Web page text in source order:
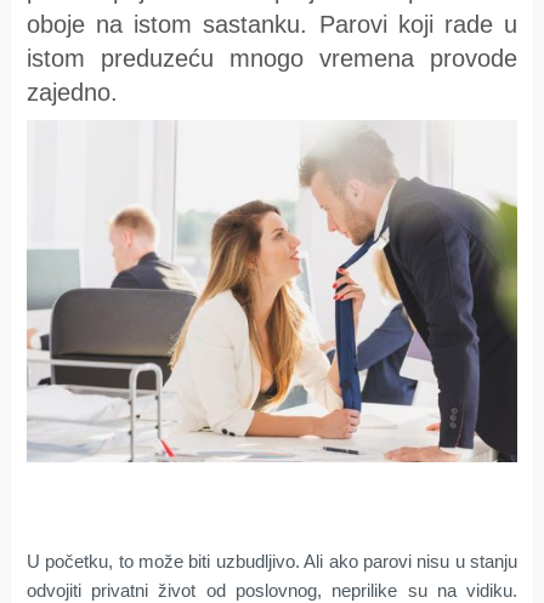
oboje na istom sastanku. Parovi koji rade u
istom preduzeću mnogo vremena provode
zajedno.
U početku, to može biti uzbudljivo. Ali ako parovi nisu u stanju
odvojiti privatni život od poslovnog, neprilike su na vidiku.